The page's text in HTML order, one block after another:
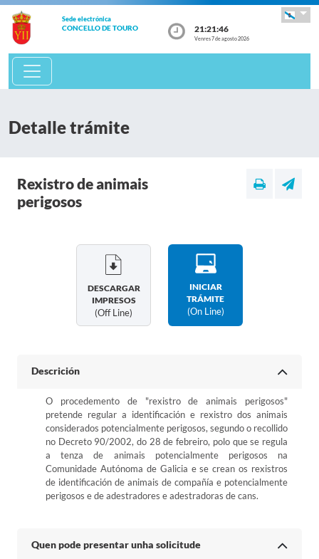
Sede electrónica
CONCELLO DE TOURO 21:21:46
Venres 7 de agosto 2026
Detalle trámite
Rexistro de animais
perigosos
DESCARGAR
IMPRESOS
(off Line)
INICIAR
TRÁMITE
(on Line)
Descrición
O procedemento de "rexistro de animais perigosos"
pretende regular a identificación e rexistro dos animais
considerados potencialmente perigosos, segundo o recollido
no Decreto 90/2002, do 28 de febreiro, polo que se regula
a tenza de animais potencialmente perigosos na
Comunidade Autónoma de Galicia e se crean os rexistros
de identificación de animais de compañía e potencialmente
perigosos e de adestradores e adestradoras de cans.
Quen pode presentar unha solicitude